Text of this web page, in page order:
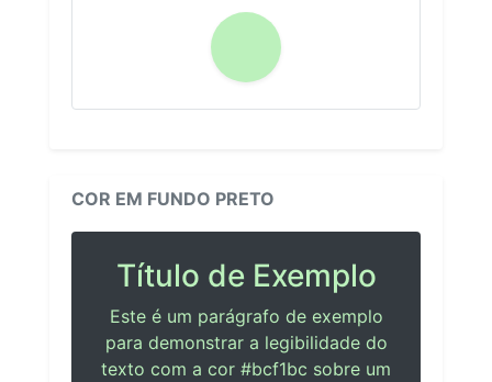
COR EM FUNDO PRETO
Título de Exemplo
Este é um parágrafo de exemplo
para demonstrar a legibilidade do
texto com a cor #bcf1bc sobre um